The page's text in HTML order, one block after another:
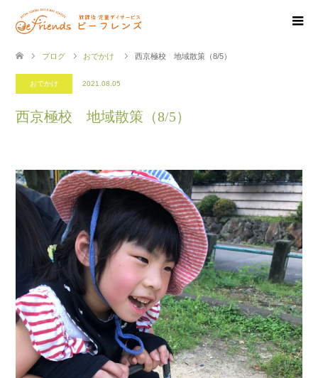
ブログ おでかけ 西京極校 地域散策（8/5）
おでかけ 2021.08.05
西京極校 地域散策（8/5）